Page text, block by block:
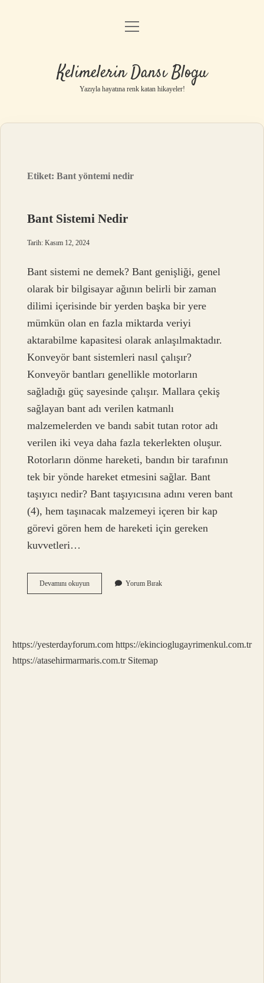
Anasayfa
Yasal Uyarı
menüyü
Kelimelerin Dansı Blogu
Yazıyla hayatına renk katan hikayeler!
Etiket:Bant yöntemi nedir
Bant Sistemi Nedir
Tarih: Kasım 12, 2024
Bant sistemi ne demek? Bant genişliği, genel
olarak bir bilgisayar ağının belirli bir zaman
dilimi içerisinde bir yerden başka bir yere
mümkün olan en fazla miktarda veriyi
aktarabilme kapasitesi olarak anlaşılmaktadır.
Konveyör bant sistemleri nasıl çalışır?
Konveyör bantları genellikle motorların
sağladığı güç sayesinde çalışır. Mallara çekiş
sağlayan bant adı verilen katmanlı
malzemelerden ve bandı sabit tutan rotor adı
verilen iki veya daha fazla tekerlekten oluşur.
Rotorların dönme hareketi, bandın bir tarafının
tek bir yönde hareket etmesini sağlar. Bant
taşıyıcı nedir? Bant taşıyıcısına adını veren bant
(4), hem taşınacak malzemeyi içeren bir kap
görevi gören hem de hareketi için gereken
kuvvetleri…
Devamını okuyunBant
Sistemi
Yorum Bırak
https://yesterdayforum.com https://ekincioglugayrimenkul.com.tr
https://atasehirmarmaris.com.tr Sitemap